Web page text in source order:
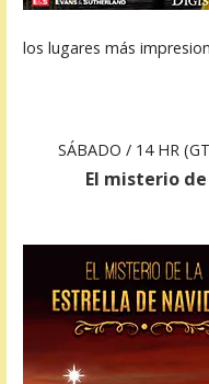
los lugares más
SÁBADO / 14 HR
El misterio